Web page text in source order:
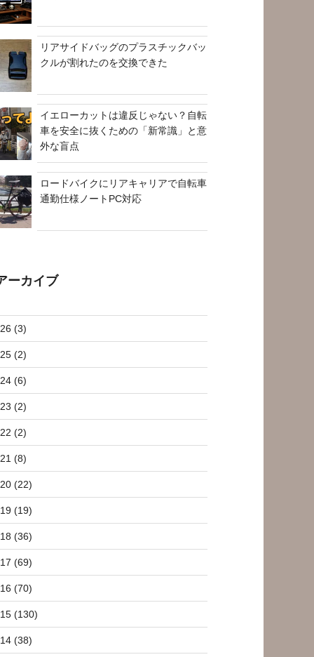
リアサイドバッグのプラスチックバッ
クルが割れたのを交換できた
イエローカットは違反じゃない？自転
車を安全に抜くための「新常識」と意
外な盲点
ロードバイクにリアキャリアで自転車
通勤仕様ノートPC対応
ーカイブ
(3)
(2)
(6)
(2)
(2)
(8)
(22)
(19)
(36)
(69)
(70)
(130)
(38)